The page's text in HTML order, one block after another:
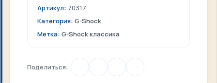
Артикул: 70317
Категория: G-Shock
Метка: G-Shock классика
Поделиться: